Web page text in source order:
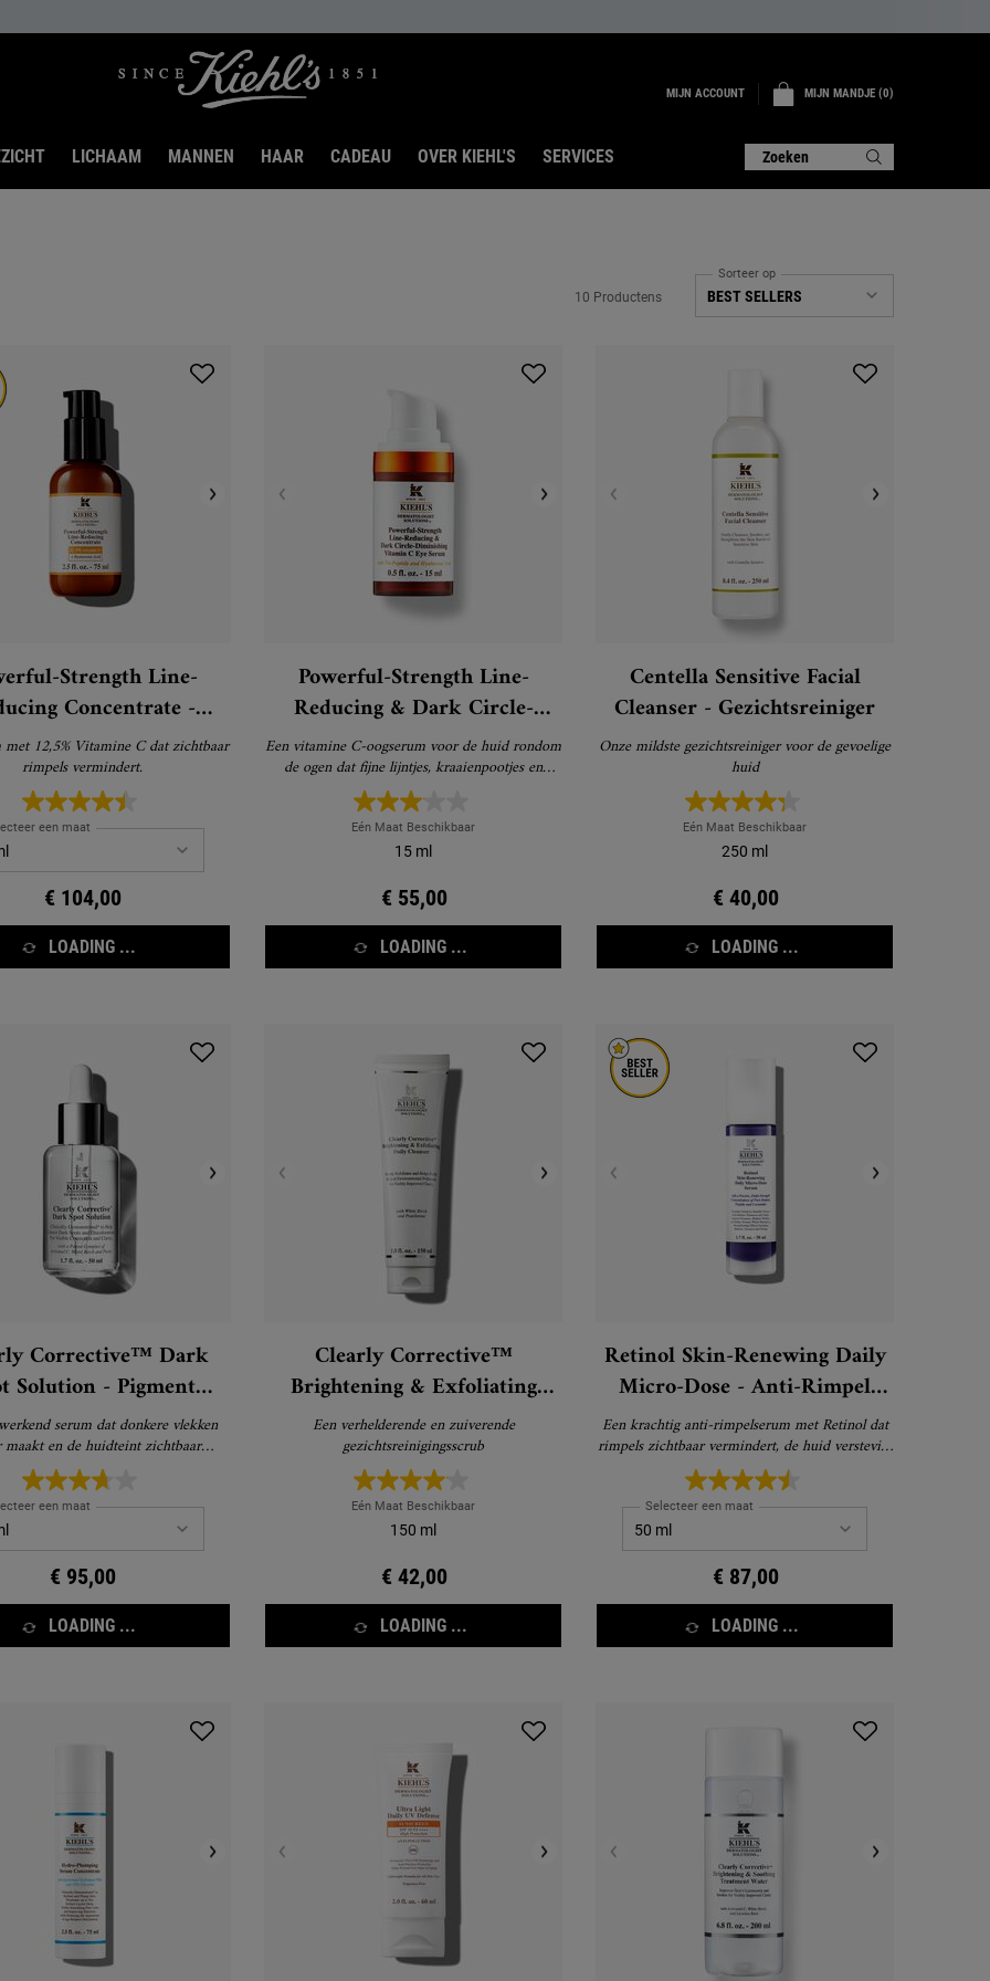
MIJN ACCOUNT MIJN MANDJE 0
0 PRODUCT
LICHAAM MANNEN HAAR CADEAU OVER KIEHL'S SERVICES Zoeken
10 Productens
Sorteer op
Strength Line-
Concentrate -
C Serum
met 12,5% Vitamine C dat zichtbaar
rimpels vermindert.
een maat
€ 104,00
LOADING ...
Powerful-Strength Line-
Reducing & Dark Circle-
Diminishing Vitamin C Eye
Serum – Vitamine C
Oogserum
Een vitamine C-oogserum voor de huid rondom
de ogen dat fijne lijntjes, kraaienpootjes en
donkere kringen zichtbaar vermindert.
Eén Maat Beschikbaar
15 ml
€ 55,00
LOADING ...
Centella Sensitive Facial
Cleanser - Gezichtsreiniger
Onze mildste gezichtsreiniger voor de gevoelige
huid
Eén Maat Beschikbaar
250 ml
€ 40,00
LOADING ...
Corrective™ Dark
Solution - Pigment
Serum
serum dat donkere vlekken
en de huidteint zichtbaar
helderder maakt
een maat
€ 95,00
LOADING ...
Clearly Corrective™
Brightening & Exfoliating
Daily Cleanser -
Gezichtsreiniger
Een verhelderende en zuiverende
gezichtsreinigingsscrub
Eén Maat Beschikbaar
150 ml
€ 42,00
LOADING ...
Retinol Skin-Renewing Daily
Micro-Dose - Anti-Rimpel
Serum
Een krachtig anti-rimpelserum met Retinol dat
rimpels zichtbaar vermindert, de huid verstevigt
en de huidtextuur verfijnt voor zichtbare
vernieuwing
Selecteer een maat
€ 87,00
LOADING ...